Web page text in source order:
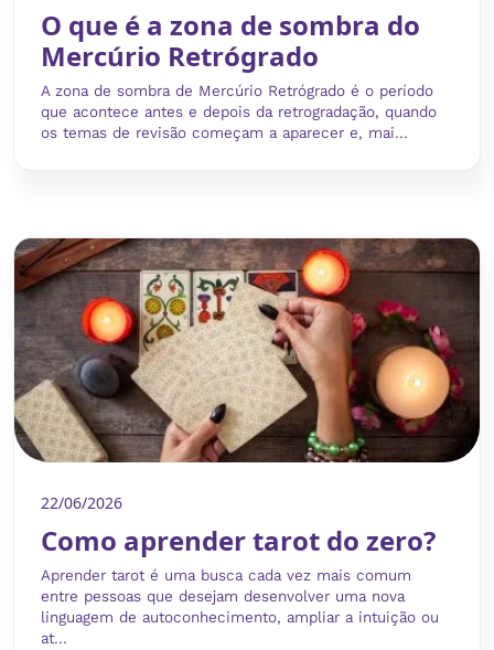
O que é a zona de sombra do
Mercúrio Retrógrado
A zona de sombra de Mercúrio Retrógrado é o período
que acontece antes e depois da retrogradação, quando
os temas de revisão começam a aparecer e, mai...
22/06/2026
Como aprender tarot do zero?
Aprender tarot é uma busca cada vez mais comum
entre pessoas que desejam desenvolver uma nova
linguagem de autoconhecimento, ampliar a intuição ou
at...